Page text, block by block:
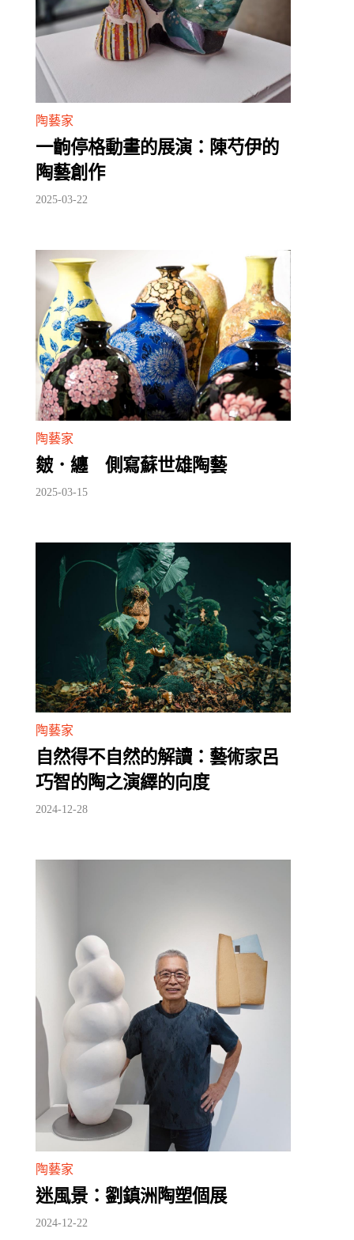
陶藝家
一齣停格動畫的展演：陳芍伊的
陶藝創作
2025-03-22
陶藝家
皴．纏 側寫蘇世雄陶藝
2025-03-15
陶藝家
自然得不自然的解讀：藝術家呂
巧智的陶之演繹的向度
2024-12-28
陶藝家
迷風景：劉鎮洲陶塑個展
2024-12-22